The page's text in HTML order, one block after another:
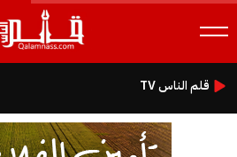
قلم الناس TV